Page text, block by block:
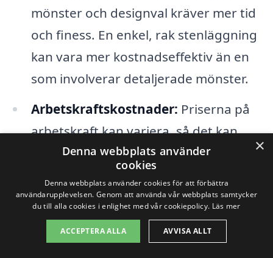
mönster och designval kräver mer tid
och finess. En enkel, rak stenläggning
kan vara mer kostnadseffektiv än en
som involverar detaljerade mönster.
Arbetskraftskostnader: Priserna på
arbetskraft kan variera, så det kan
löna sig att jämföra olika företag och
deras erbjudanden för
Överkalix. Se till att få flera offerter
för att få en bättre uppfattning om
vad som är rimligt.
×
Denna webbplats använder
cookies
Denna webbplats använder cookies för att förbättra
användarupplevelsen. Genom att använda vår webbplats samtycker
du till alla cookies i enlighet med vår cookiepolicy. Läs mer
ACCEPTERA ALLA AVVISA ALLT